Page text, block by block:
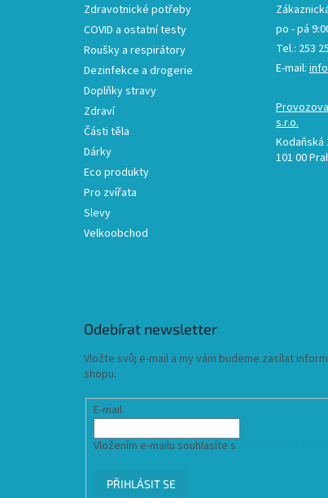
Zdravotnické potřeby
COVID a ostatní testy
Roušky a respirátory
Dezinfekce a drogerie
Doplňky stravy
Zdraví
Části těla
Dárky
Eco produkty
Pro zvířata
Slevy
Velkoobchod
po - pá
Tel.: 253
E-mail:
s.r.o.
Kodaňská
101 00
Odebírat newsletter
Vložte svůj e-mail a my vám budeme zasílat
shopu.
E-mail
Vložením e-mailu souhlasíte s
PŘIHLÁSIT SE